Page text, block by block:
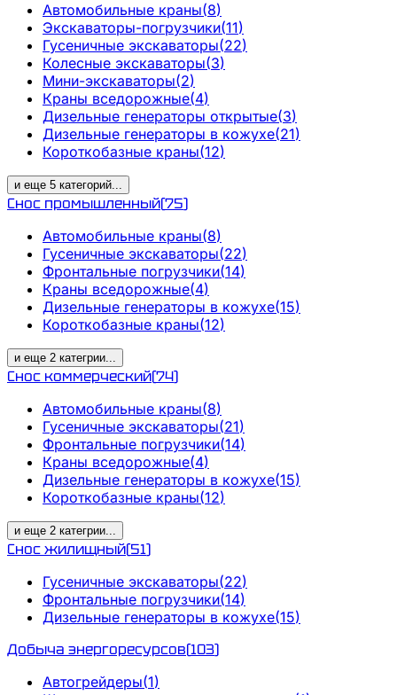
Автомобильные краны(8)
Экскаваторы-погрузчики(11)
Гусеничные экскаваторы(22)
Колесные экскаваторы(3)
Мини-экскаваторы(2)
Краны вседорожные(4)
Дизельные генераторы открытые(3)
Дизельные генераторы в кожухе(21)
Короткобазные краны(12)
и еще 5 категорий...
Снос промышленный(75)
Автомобильные краны(8)
Гусеничные экскаваторы(22)
Фронтальные погрузчики(14)
Краны вседорожные(4)
Дизельные генераторы в кожухе(15)
Короткобазные краны(12)
и еще 2 категрии...
Снос коммерческий(74)
Автомобильные краны(8)
Гусеничные экскаваторы(21)
Фронтальные погрузчики(14)
Краны вседорожные(4)
Дизельные генераторы в кожухе(15)
Короткобазные краны(12)
и еще 2 категрии...
Снос жилищный(51)
Гусеничные экскаваторы(22)
Фронтальные погрузчики(14)
Дизельные генераторы в кожухе(15)
Добыча энергоресурсов(103)
Автогрейдеры(1)